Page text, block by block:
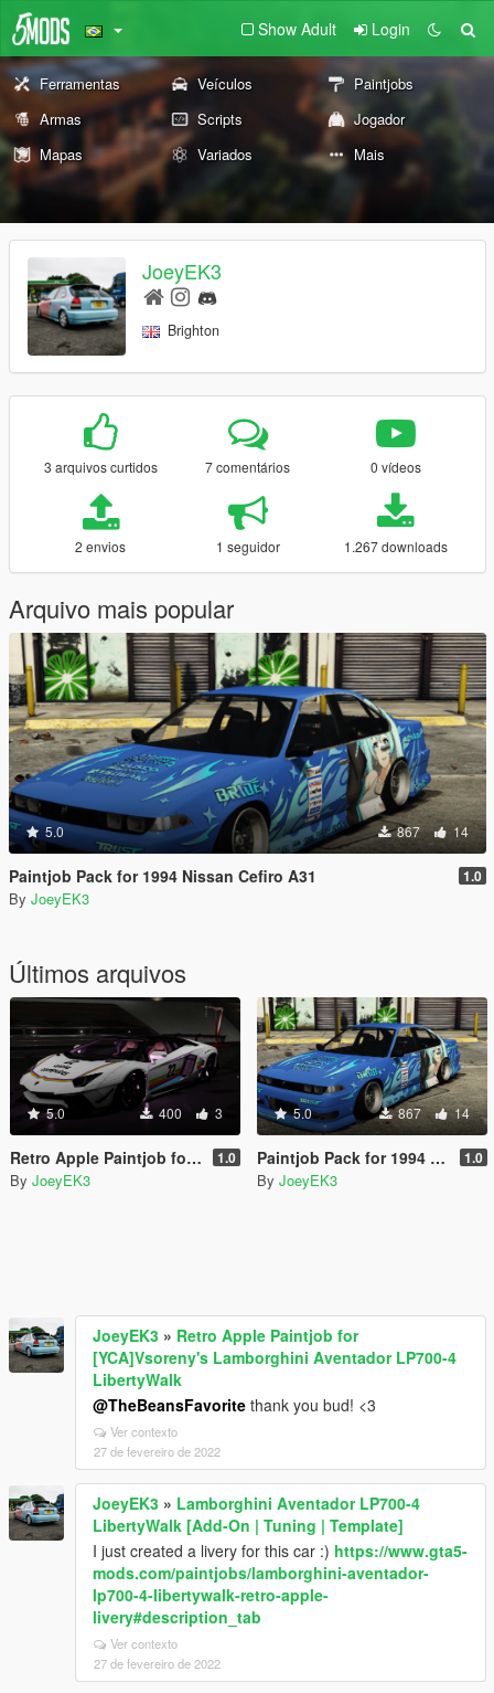
Show Adult Login
Ferramentas Veículos
Paintjobs
Armas
Scripts
Jogador
Mapas
Variados Mais
JoeyEK3
Brighton
3 arquivos curtidos 7 comentários 0 vídeos
2 envios 1 seguidor 1.267 downloads
Arquivo mais popular
5.0 867 14
Paintjob Pack for 1994 Nissan Cefiro A31 1.0
By JoeyEK3
Últimos arquivos
5.0 400 3
Retro Apple Paintjob for [YCA]Vsoreny's Lamborghini Aventador LP700-4 LibertyWalk 1.0
By JoeyEK3
5.0 867 14
Paintjob Pack for 1994 Nissan Cefiro A31 1.0
By JoeyEK3
JoeyEK3 » Retro Apple Paintjob for
[YCA]Vsoreny's Lamborghini Aventador LP700-4
LibertyWalk
@TheBeansFavorite thank you bud! <3
Ver contexto
27 de fevereiro de 2022
JoeyEK3 » Lamborghini Aventador LP700-4
LibertyWalk [Add-On | Tuning | Template]
I just created a livery for this car :) https://www.gta5-
mods.com/paintjobs/lamborghini-aventador-
lp700-4-libertywalk-retro-apple-
livery#description_tab
Ver contexto
27 de fevereiro de 2022